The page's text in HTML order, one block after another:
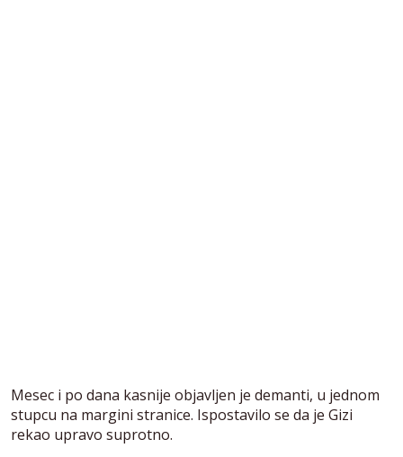
Mesec i po dana kasnije objavljen je demanti, u jednom
stupcu na margini stranice. Ispostavilo se da je Gizi
rekao upravo suprotno.